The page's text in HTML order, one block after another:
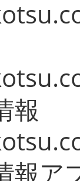
報
報ア